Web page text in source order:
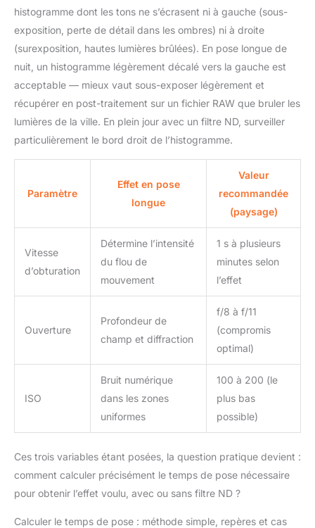
histogramme dont les tons ne s’écrasent ni à gauche (sous-
exposition, perte de détail dans les ombres) ni à droite
(surexposition, hautes lumières brûlées). En pose longue de
nuit, un histogramme légèrement décalé vers la gauche est
acceptable — mieux vaut sous-exposer légèrement et
récupérer en post-traitement sur un fichier RAW que bruler les
lumières de la ville. En plein jour avec un filtre ND, surveiller
particulièrement le bord droit de l’histogramme.
Paramètre
Effet en pose
longue
Valeur
recommandée
(paysage)
Vitesse
d’obturation
Détermine l’intensité
du flou de
mouvement
1 s à plusieurs
minutes selon
l’effet
Ouverture
Profondeur de
champ et diffraction
f/8 à f/11
(compromis
optimal)
ISO
Bruit numérique
dans les zones
uniformes
100 à 200 (le
plus bas
possible)
Ces trois variables étant posées, la question pratique devient :
comment calculer précisément le temps de pose nécessaire
pour obtenir l’effet voulu, avec ou sans filtre ND ?
Calculer le temps de pose : méthode simple, repères et cas